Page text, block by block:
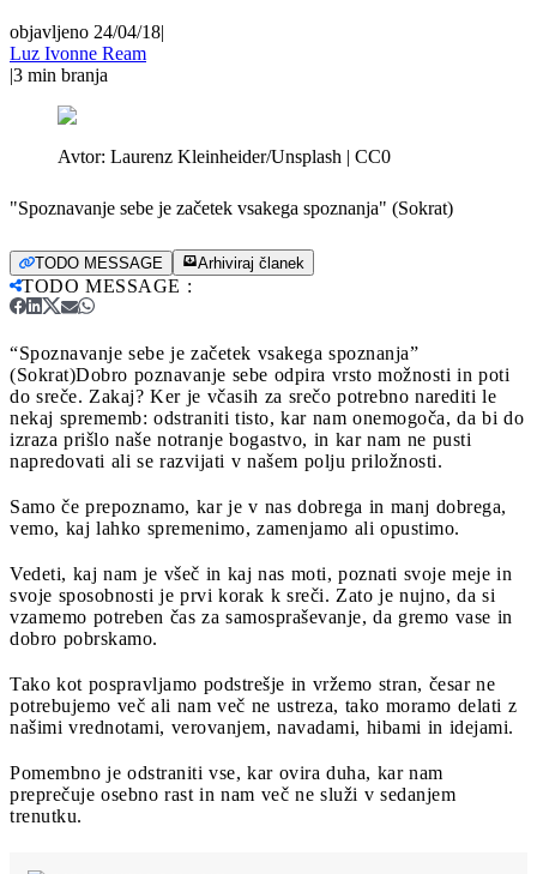
objavljeno 24/04/18|
Luz Ivonne Ream
|3 min branja
Avtor: Laurenz Kleinheider/Unsplash | CC0
"Spoznavanje sebe je začetek vsakega spoznanja" (Sokrat)
TODO MESSAGE Arhiviraj članek
TODO MESSAGE :
“Spoznavanje sebe je začetek vsakega spoznanja”
(Sokrat)Dobro poznavanje sebe odpira vrsto možnosti in poti
do sreče. Zakaj? Ker je včasih za srečo potrebno narediti le
nekaj sprememb: odstraniti tisto, kar nam onemogoča, da bi do
izraza prišlo naše notranje bogastvo, in kar nam ne pusti
napredovati ali se razvijati v našem polju priložnosti.
Samo če prepoznamo, kar je v nas dobrega in manj dobrega,
vemo, kaj lahko spremenimo, zamenjamo ali opustimo.
Vedeti, kaj nam je všeč in kaj nas moti, poznati svoje meje in
svoje sposobnosti je prvi korak k sreči. Zato je nujno, da si
vzamemo potreben čas za samospraševanje, da gremo vase in
dobro pobrskamo.
Tako kot pospravljamo podstrešje in vržemo stran, česar ne
potrebujemo več ali nam več ne ustreza, tako moramo delati z
našimi vrednotami, verovanjem, navadami, hibami in idejami.
Pomembno je odstraniti vse, kar ovira duha, kar nam
preprečuje osebno rast in nam več ne služi v sedanjem
trenutku.